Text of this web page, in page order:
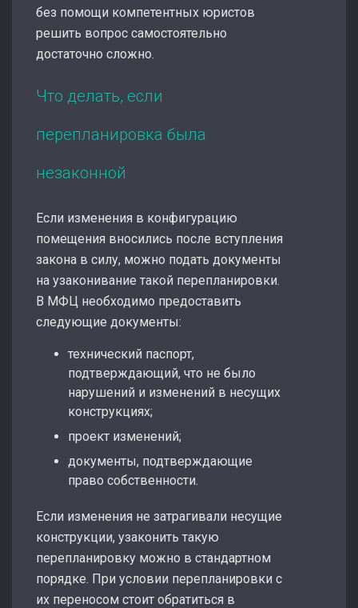
без помощи компетентных юристов
решить вопрос самостоятельно
достаточно сложно.
Что делать, если
перепланировка была
незаконной
Если изменения в конфигурацию
помещения вносились после вступления
закона в силу, можно подать документы
на узаконивание такой перепланировки.
В МФЦ необходимо предоставить
следующие документы:
технический паспорт,
подтверждающий, что не было
нарушений и изменений в несущих
конструкциях;
проект изменений;
документы, подтверждающие
право собственности.
Если изменения не затрагивали несущие
конструкции, узаконить такую
перепланировку можно в стандартном
порядке. При условии перепланировки с
их переносом стоит обратиться в